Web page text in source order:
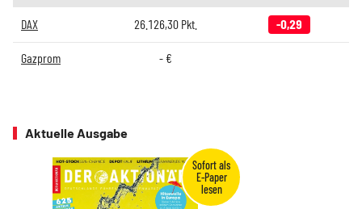
DAX 26.126,30Pkt. -0,29
Gazprom -€
Aktuelle Ausgabe